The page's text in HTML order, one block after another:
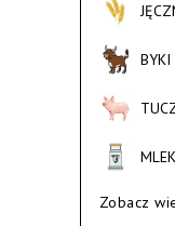
BYKI
Zobacz